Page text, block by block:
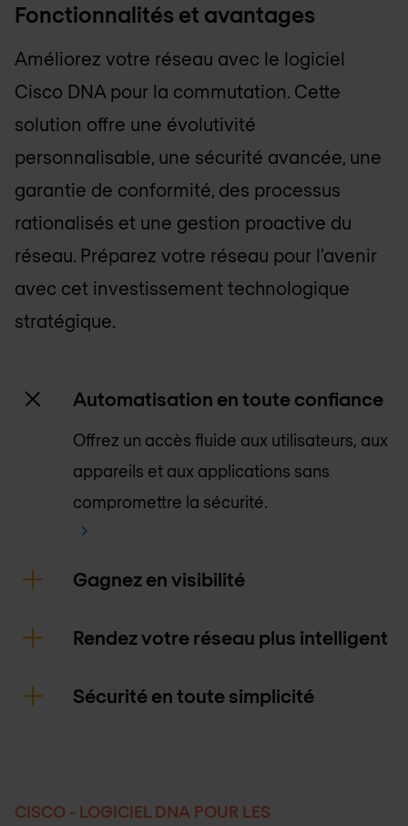
Fonctionnalités et avantages
Améliorez votre réseau avec le logiciel
Cisco DNA pour la commutation. Cette
solution offre une évolutivité
personnalisable, une sécurité avancée, une
garantie de conformité, des processus
rationalisés et une gestion proactive du
réseau. Préparez votre réseau pour l'avenir
avec cet investissement technologique
stratégique.
Automatisation en toute confiance
Offrez un accès fluide aux utilisateurs, aux
appareils et aux applications sans
compromettre la sécurité.
Gagnez en visibilité
Rendez votre réseau plus intelligent
Sécurité en toute simplicité
CISCO - LOGICIEL DNA POUR LES